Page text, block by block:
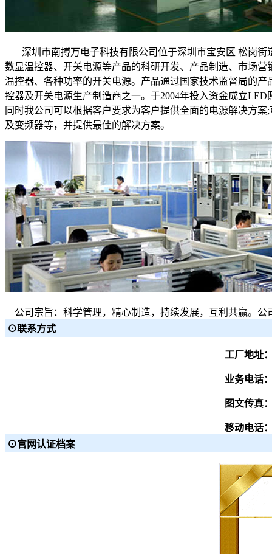
深圳市南搏万电子科技有限公司位于深圳市宝安区 松岗街
数显温控器、开关电源等产品的科研开发、产品制造、市场
温控器、各种功率的开关电源。产品通过国家技术监督局的
控器及开关电源生产制造商之一。于2004年投入资金成立
同时我公司可以根据客户要求为客户提供全面的电源解决方
及变频器等，并提供最佳的解决方案。
公司宗旨：科学管理，精心制造，持续发展，互利共赢。公
⊙联系方式
工厂地址
业务电话
图文传真
移动电话
⊙官网认证档案